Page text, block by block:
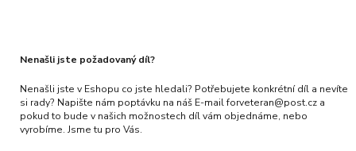
Nenašli jste požadovaný díl?
Nenašli jste v Eshopu co jste hledali? Potřebujete konkrétní díl a nevíte
si rady? Napište nám poptávku na náš E-mail forveteran@post.cz a
pokud to bude v našich možnostech díl vám objednáme, nebo
vyrobíme. Jsme tu pro Vás.